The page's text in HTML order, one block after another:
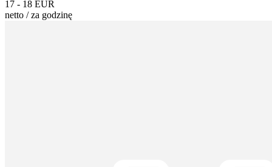
17 - 18 EUR
netto /za godzinę